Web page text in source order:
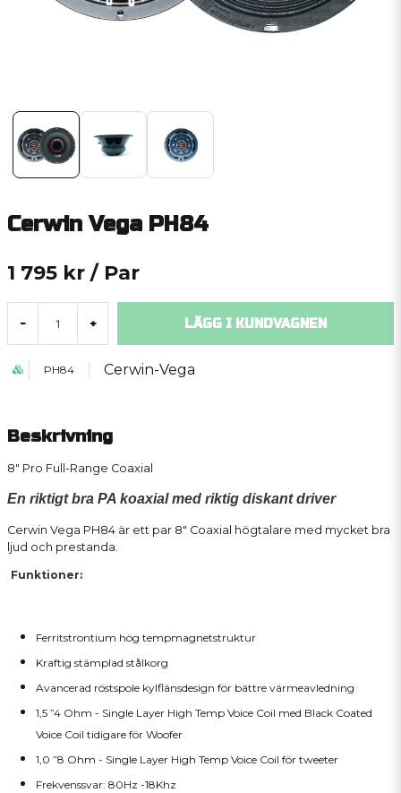
Cerwin Vega PH84
1 795 kr / Par
- + LÄGG I KUNDVAGNEN
PH84 Cerwin-Vega
Beskrivning
8" Pro Full-Range Coaxial
En riktigt bra PA koaxial med riktig diskant driver
Cerwin Vega PH84 är ett par 8" Coaxial högtalare med mycket bra
ljud och prestanda.
Funktioner:
Ferritstrontium hög tempmagnetstruktur
Kraftig stämplad stålkorg
Avancerad röstspole kylflänsdesign för bättre värmeavledning
1,5 ”4 Ohm - Single Layer High Temp Voice Coil med Black Coated
Voice Coil tidigare för Woofer
1,0 ”8 Ohm - Single Layer High Temp Voice Coil för tweeter
Frekvenssvar: 80Hz -18Khz